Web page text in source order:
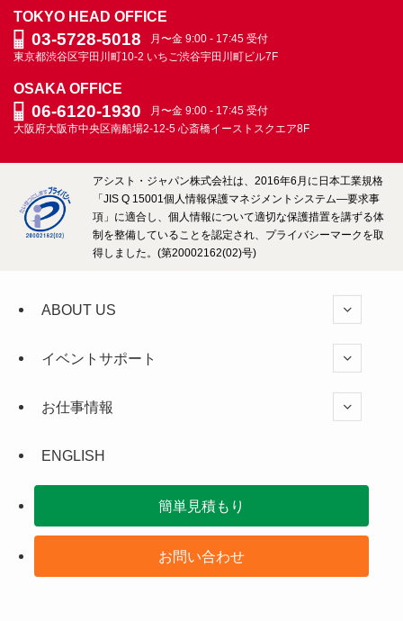
TOKYO HEAD OFFICE
03-5728-5018
月〜金 9:00 - 17:45 受付
東京都渋谷区宇田川町10-2 いちご渋谷宇田川町ビル7F
OSAKA OFFICE
06-6120-1930
月〜金 9:00 - 17:45 受付
大阪府大阪市中央区南船場2-12-5 心斎橋イーストスクエア8F
アシスト・ジャパン株式会社は、2016年6月に日本工業規格
「JIS Q 15001個人情報保護マネジメントシステム―要求事
項」に適合し、個人情報について適切な保護措置を講ずる体
制を整備していることを認定され、プライバシーマークを取
得しました。(第20002162(02)号)
ABOUT US
イベントサポート
お仕事情報
ENGLISH
簡単見積もり
お問い合わせ